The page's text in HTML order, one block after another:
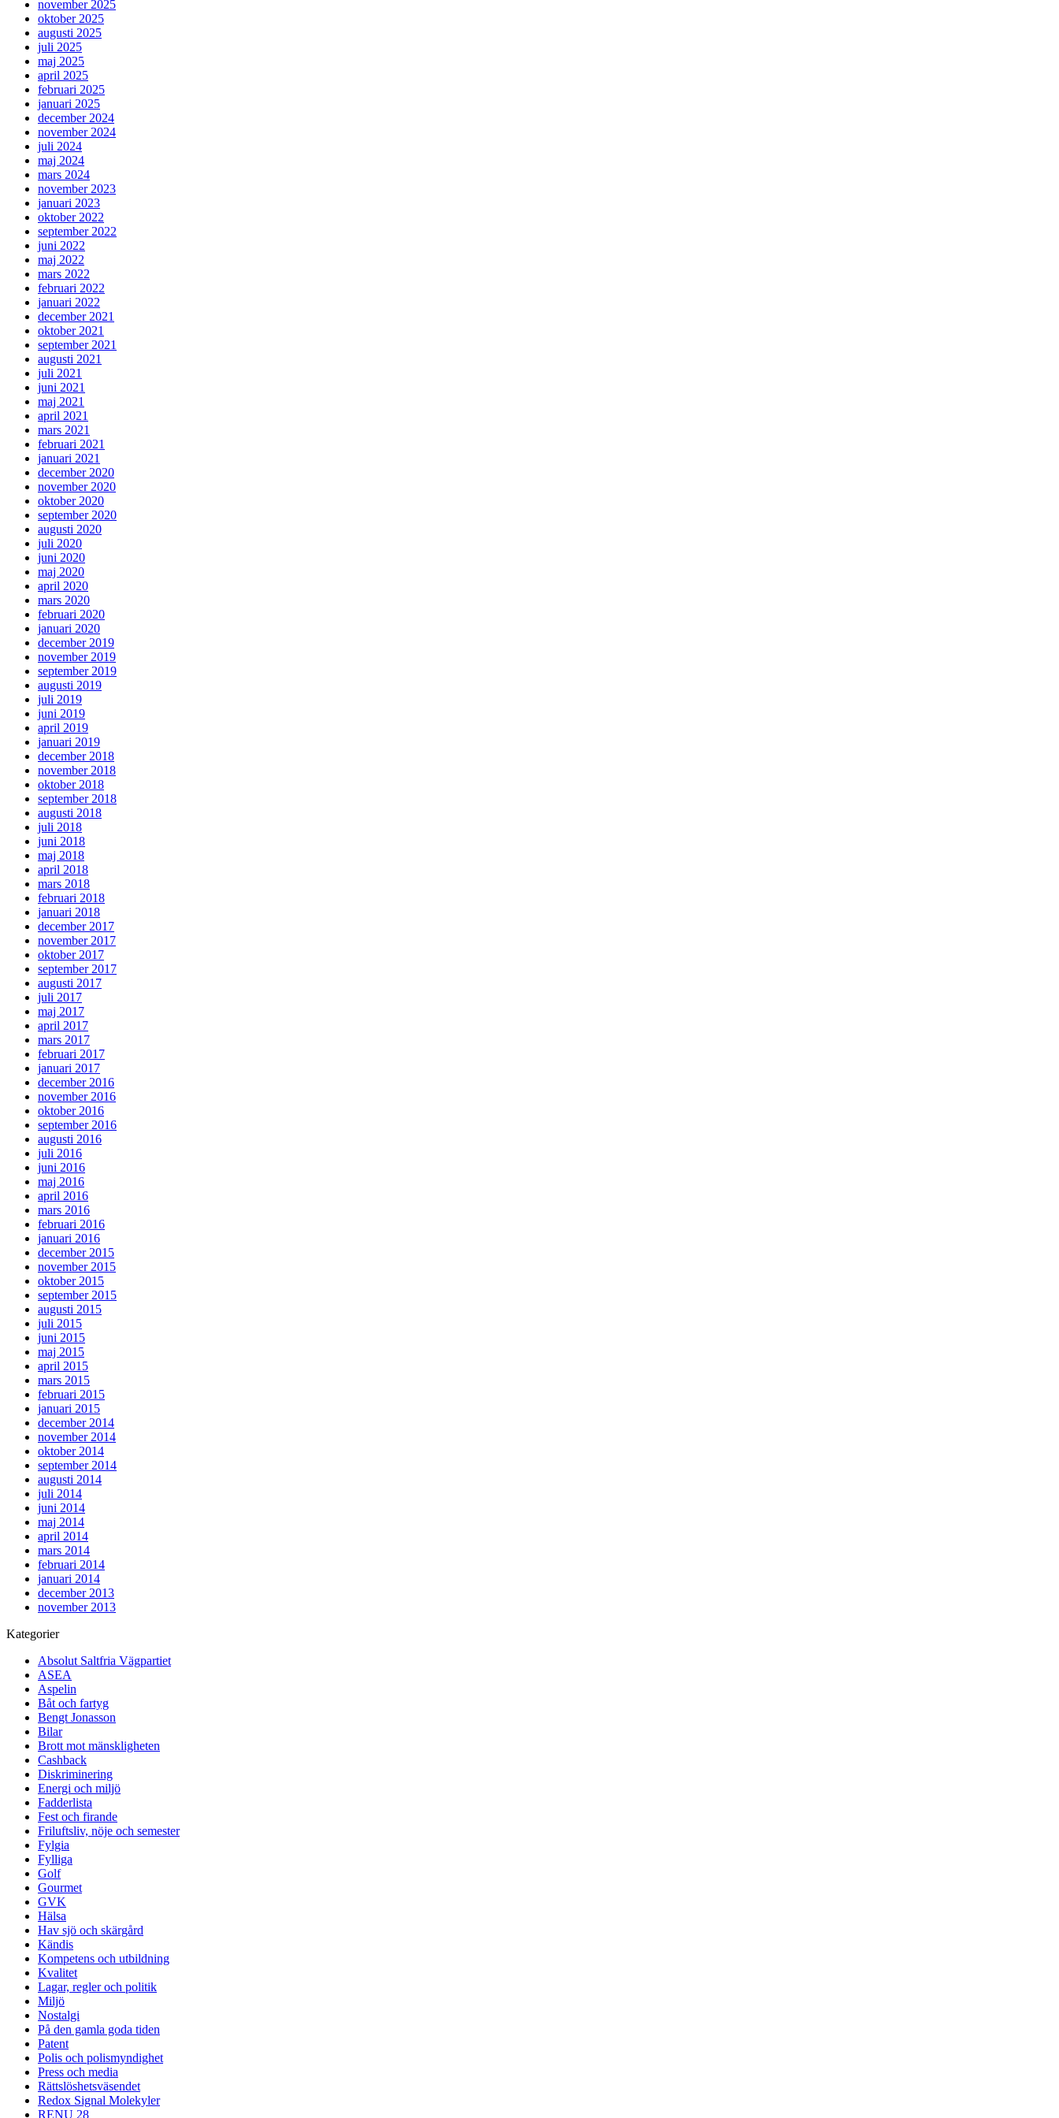
november 2025
oktober 2025
augusti 2025
juli 2025
maj 2025
april 2025
februari 2025
januari 2025
december 2024
november 2024
juli 2024
maj 2024
mars 2024
november 2023
januari 2023
oktober 2022
september 2022
juni 2022
maj 2022
mars 2022
februari 2022
januari 2022
december 2021
oktober 2021
september 2021
augusti 2021
juli 2021
juni 2021
maj 2021
april 2021
mars 2021
februari 2021
januari 2021
december 2020
november 2020
oktober 2020
september 2020
augusti 2020
juli 2020
juni 2020
maj 2020
april 2020
mars 2020
februari 2020
januari 2020
december 2019
november 2019
september 2019
augusti 2019
juli 2019
juni 2019
april 2019
januari 2019
december 2018
november 2018
oktober 2018
september 2018
augusti 2018
juli 2018
juni 2018
maj 2018
april 2018
mars 2018
februari 2018
januari 2018
december 2017
november 2017
oktober 2017
september 2017
augusti 2017
juli 2017
maj 2017
april 2017
mars 2017
februari 2017
januari 2017
december 2016
november 2016
oktober 2016
september 2016
augusti 2016
juli 2016
juni 2016
maj 2016
april 2016
mars 2016
februari 2016
januari 2016
december 2015
november 2015
oktober 2015
september 2015
augusti 2015
juli 2015
juni 2015
maj 2015
april 2015
mars 2015
februari 2015
januari 2015
december 2014
november 2014
oktober 2014
september 2014
augusti 2014
juli 2014
juni 2014
maj 2014
april 2014
mars 2014
februari 2014
januari 2014
december 2013
november 2013
Kategorier
Absolut Saltfria Vägpartiet
ASEA
Aspelin
Båt och fartyg
Bengt Jonasson
Bilar
Brott mot mänskligheten
Cashback
Diskriminering
Energi och miljö
Fadderlista
Fest och firande
Friluftsliv, nöje och semester
Fylgia
Fylliga
Golf
Gourmet
GVK
Hälsa
Hav sjö och skärgård
Kändis
Kompetens och utbildning
Kvalitet
Lagar, regler och politik
Miljö
Nostalgi
På den gamla goda tiden
Patent
Polis och polismyndighet
Press och media
Rättslöshetsväsendet
Redox Signal Molekyler
RENU 28